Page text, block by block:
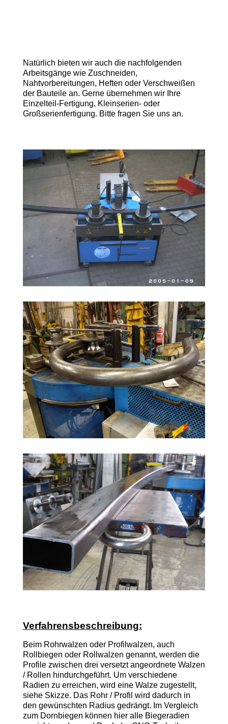
Natürlich bieten wir auch die nachfolgenden
Arbeitsgänge wie Zuschneiden,
Nahtvorbereitungen, Heften oder Verschweißen
der Bauteile an. Gerne übernehmen wir Ihre
Einzelteil-Fertigung, Kleinserien- oder
Großserienfertigung. Bitte fragen Sie uns an.
Verfahrensbeschreibung:
Beim Rohrwalzen oder Profilwalzen, auch
Rollbiegen oder Rollwalzen genannt, werden die
Profile zwischen drei versetzt angeordnete Walzen
/ Rollen hindurchgeführt. Um verschiedene
Radien zu erreichen, wird eine Walze zugestellt,
siehe Skizze. Das Rohr / Profil wird dadurch in
den gewünschten Radius gedrängt. Im Vergleich
zum Dornbiegen können hier alle Biegeradien